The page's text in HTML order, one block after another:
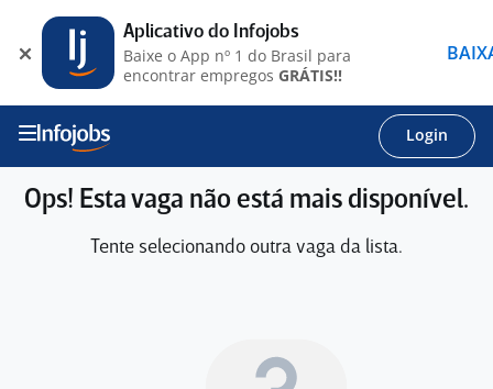
Login
Ops! Esta vaga não está mais disponível.
Tente selecionando outra vaga da lista.
Aplicativo do Infojobs
Baixe o App nº 1 do Brasil para
encontrar empregos GRÁTIS!!